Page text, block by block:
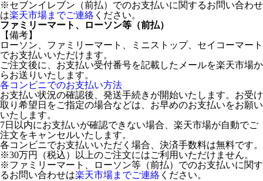
※セブンイレブン（前払）でのお支払いに関するお問い合わせ
は楽天市場までご連絡 ください。
ファミリーマート、ローソン等（前払）
【備考】
ローソン、ファミリーマート、ミニストップ、セイコーマート
でお支払いいただけます。
ご注文後に、お支払い受付番号を記載したメールを楽天市場か
らお送りいたします。
各コンビニでのお支払い方法
お支払い状況の確認後、発送手続きが開始いたします。お受け
取り希望日をご指定の場合などは、お早めのお支払いをお願い
いたします。
7日以内にお支払いが確認できない場合、楽天市場が自動でご
注文をキャンセルいたします。
各コンビニでお支払いいただく場合、決済手数料は無料です。
※30万円（税込）以上のご注文にはご利用いただけません。
※ファミリーマート、ローソン等（前払）でのお支払いに関す
るお問い合わせは楽天市場までご連絡 ください。